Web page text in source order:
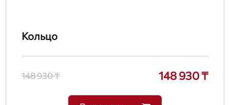
Кольцо
148 930 ₸ 148 930 ₸